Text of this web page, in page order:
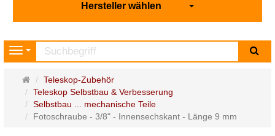
Hersteller wählen
Navigation
Startseite
Teleskop-Zubehör
Teleskop Selbstbau & Verbesserung
Selbstbau ... mechanische Teile
Fotoschraube - 3/8" - Innensechskant - Länge 9 mm